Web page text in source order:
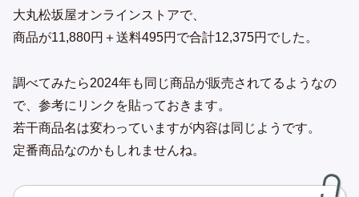
大丸松坂屋オンラインストアで、
商品が11,880円＋送料495円で合計12,375円でした。
調べてみたら2024年も同じ商品が販売されてるようなの
で、参考にリンクを貼っておきます。
若干商品名は変わっていますが内容は同じようです。
定番商品なのかもしれませんね。